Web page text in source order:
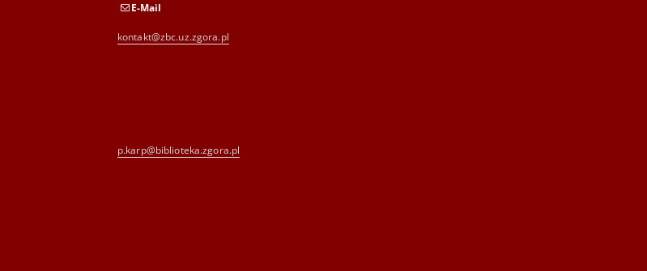
E-Mail
kontakt@zbc.uz.zgora.pl
p.karp@biblioteka.zgora.pl